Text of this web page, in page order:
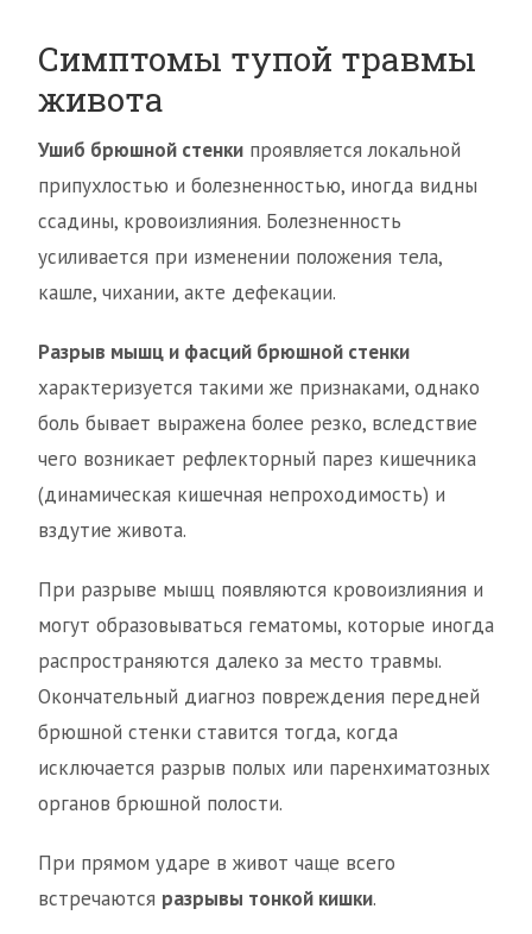
Симптомы тупой травмы
живота
Ушиб брюшной стенки проявляется локальной
припухлостью и болезненностью, иногда видны
ссадины, кровоизлияния. Болезненность
усиливается при изменении положения тела,
кашле, чихании, акте дефекации.
Разрыв мышц и фасций брюшной стенки
характеризуется такими же признаками, однако
боль бывает выражена более резко, вследствие
чего возникает рефлекторный парез кишечника
(динамическая кишечная непроходимость) и
вздутие живота.
При разрыве мышц появляются кровоизлияния и
могут образовываться гематомы, которые иногда
распространяются далеко за место травмы.
Окончательный диагноз повреждения передней
брюшной стенки ставится тогда, когда
исключается разрыв полых или паренхиматозных
органов брюшной полости.
При прямом ударе в живот чаще всего
встречаются разрывы тонкой кишки.